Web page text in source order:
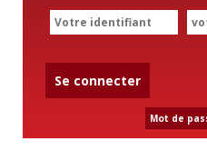
Se connecter
Mot de